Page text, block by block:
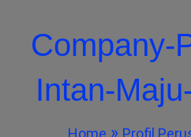
MANDIRI
LANTAI GARUT, EPOXY
Company-
Intan-
Home
Profil